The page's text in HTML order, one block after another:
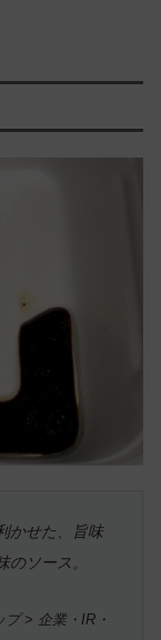
かせた、旨味
ソース。
プ > 企業・IR・